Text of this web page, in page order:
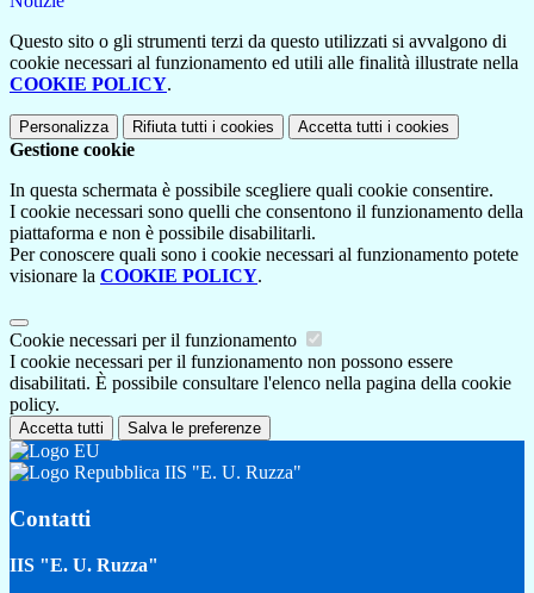
Questo sito o gli strumenti terzi da questo utilizzati si avvalgono di
cookie necessari al funzionamento ed utili alle finalità illustrate nella
COOKIE POLICY.
Personalizza Rifiuta tutti i cookies Accetta tutti i cookies
Gestione cookie
In questa schermata è possibile scegliere quali cookie consentire.
I cookie necessari sono quelli che consentono il funzionamento della
piattaforma e non è possibile disabilitarli.
Per conoscere quali sono i cookie necessari al funzionamento potete
visionare la COOKIE POLICY.
Cookie necessari per il funzionamento
I cookie necessari per il funzionamento non possono essere
disabilitati. È possibile consultare l'elenco nella pagina della cookie
policy.
Accetta tutti Salva le preferenze
IIS "E. U. Ruzza"
Contatti
IIS "E. U. Ruzza"